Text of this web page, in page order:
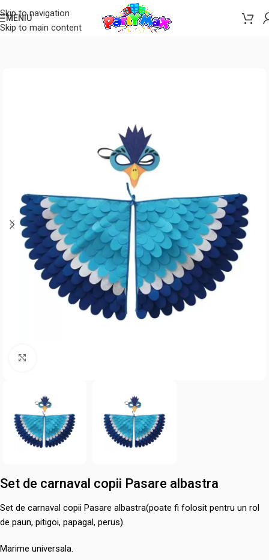
Skip to navigation
Skip to main content
MENIU
Prima pagină /Serbari scolare /Primavara
Set de carnaval copii Pasare albastra
Set de carnaval copii Pasare albastra(poate fi folosit pentru un rol
de paun, pitigoi, papagal, perus).
Marime universala.